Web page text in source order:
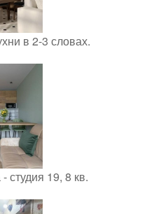
в 2-3 словах.
студия 19, 8 кв.